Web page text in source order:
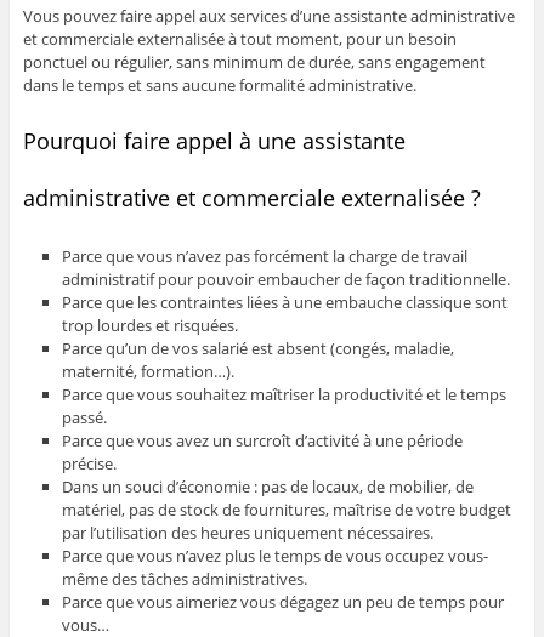
Vous pouvez faire appel aux services d’une assistante administrative
et commerciale externalisée à tout moment, pour un besoin
ponctuel ou régulier, sans minimum de durée, sans engagement
dans le temps et sans aucune formalité administrative.
Pourquoi faire appel à une assistante
administrative et commerciale externalisée ?
Parce que vous n’avez pas forcément la charge de travail
administratif pour pouvoir embaucher de façon traditionnelle.
Parce que les contraintes liées à une embauche classique sont
trop lourdes et risquées.
Parce qu’un de vos salarié est absent (congés, maladie,
maternité, formation…).
Parce que vous souhaitez maîtriser la productivité et le temps
passé.
Parce que vous avez un surcroît d’activité à une période
précise.
Dans un souci d’économie : pas de locaux, de mobilier, de
matériel, pas de stock de fournitures, maîtrise de votre budget
par l’utilisation des heures uniquement nécessaires.
Parce que vous n’avez plus le temps de vous occupez vous-
même des tâches administratives.
Parce que vous aimeriez vous dégagez un peu de temps pour
vous…